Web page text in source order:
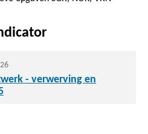
- verwerving en